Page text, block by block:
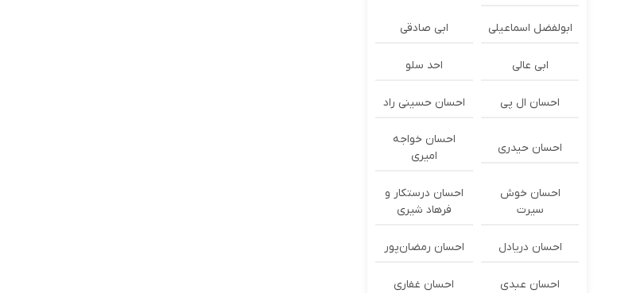
ابولفضل اسماعیلی ابی صادقی
ابی عالی احد سلو
احسان ال پی احسان حسینی راد
احسان حیدری
احسان خواجه
امیری
احسان خوش
سیرت
احسان درستكار و
فرهاد شيرى
احسان دریادل احسان رمضان‌پور
احسان عبدی احسان غفاری